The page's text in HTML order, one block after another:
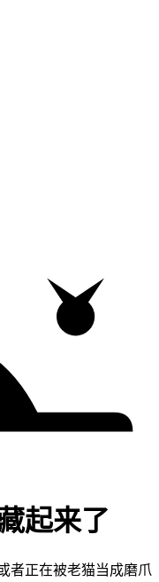
起来了
者正在被老猫当成磨爪